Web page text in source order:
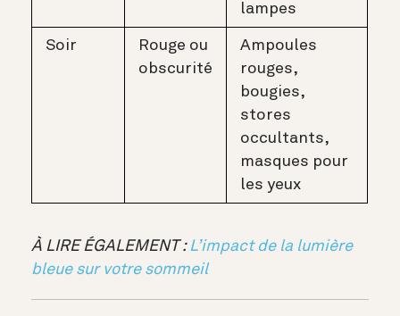
lampes
Soir
Rouge ou
obscurité
Ampoules
rouges,
bougies,
stores
occultants,
masques pour
les yeux
À LIRE ÉGALEMENT : L’impact de la lumière
bleue sur votre sommeil